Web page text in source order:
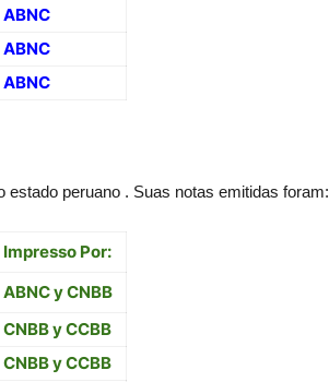
ABNC
ABNC
ABNC
estado peruano . Suas notas emitidas foram:
Impresso Por:
ABNC y CNBB
CNBB y CCBB
CNBB y CCBB